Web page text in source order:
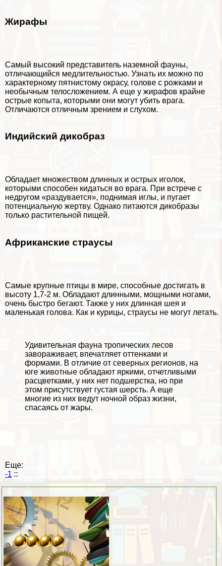
Жирафы
Самый высокий представитель наземной фауны,
отличающийся медлительностью. Узнать их можно по
хаpaктерному пятнистому окрасу, голове с рожками и
необычным телосложением. А еще у жирафов крайне
острые копыта, которыми они могут убить врага.
Отличаются отличным зрением и слухом.
Индийский дикобраз
Обладает множеством длинных и острых иголок,
которыми способен кидаться во врага. При встрече с
недругом «раздувается», поднимая иглы, и пугает
потенциальную жертву. Однако питаются дикобразы
только растительной пищей.
Африканские страусы
Самые крупные птицы в мире, способные достигать в
высоту 1,7-2 м. Обладают длинными, мощными ногами,
очень быстро бегают. Также у них длинная шея и
маленькая голова. Как и курицы, страусы не могут летать.
Удивительная фауна тропических лесов
завораживает, впечатляет оттенками и
формами. В отличие от северных регионов, на
юге животные обладают яркими, отчетливыми
расцветками, у них нет подшерстка, но при
этом присутствует густая шерсть. А еще
многие из них ведут ночной образ жизни,
спасаясь от жары.
Еще:
-1 ::